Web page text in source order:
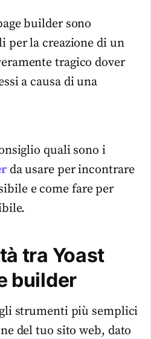
builder sono
la creazione di un
tragico dover
a causa di una
quali sono i
da usare per incontrare
e come fare per
tra Yoast
builder
strumenti più semplici
del tuo sito web, dato